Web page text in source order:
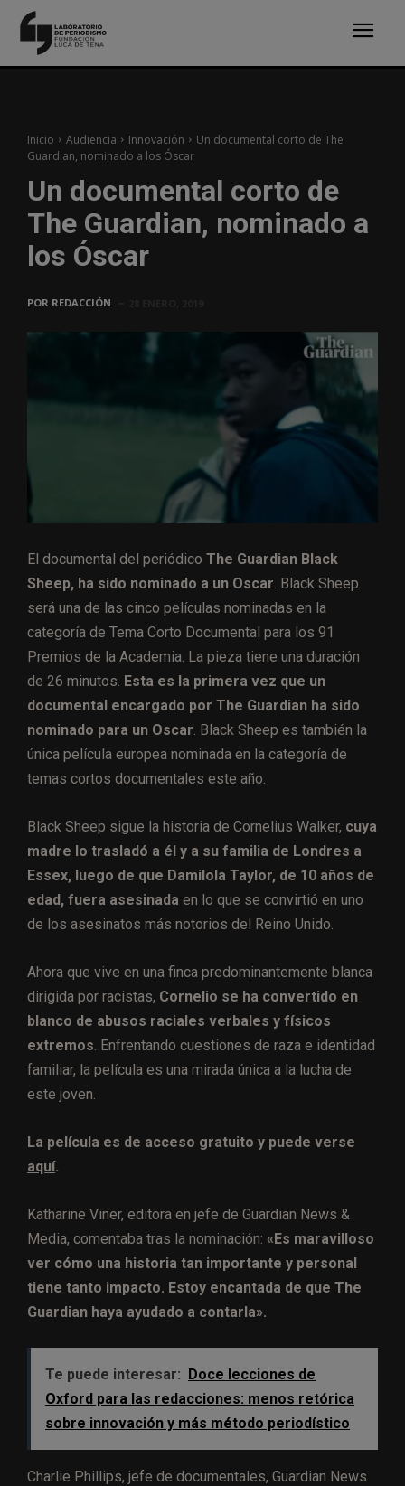
Inicio Audiencia Innovación
Un documental corto de The
Guardian, nominado a los Óscar
Un documental corto de
The Guardian, nominado a
los Óscar
POR REDACCIÓN
El documental del periódico The Guardian Black
Sheep, ha sido nominado a un Oscar . Black Sheep
será una de las cinco películas nominadas en la
categoría de Tema Corto Documental para los 91
Premios de la Academia. La pieza tiene una duración
de 26 minutos. Esta es la primera vez que un
documental encargado por The Guardian ha sido
nominado para un Oscar . Black Sheep es también la
única película europea nominada en la categoría de
temas cortos documentales este año.
Black Sheep sigue la historia de Cornelius Walker, cuya
madre lo trasladó a él y a su familia de Londres a
Essex, luego de que Damilola Taylor, de 10 años de
edad, fuera asesinada en lo que se convirtió en uno
de los asesinatos más notorios del Reino Unido.
Ahora que vive en una finca predominantemente blanca
dirigida por racistas, Cornelio se ha convertido en
blanco de abusos raciales verbales y físicos
extremos . Enfrentando cuestiones de raza e identidad
familiar, la película es una mirada única a la lucha de
este joven.
La película es de acceso gratuito y puede verse
aquí.
Katharine Viner, editora en jefe de Guardian News &
Media, comentaba tras la nominación: «Es maravilloso
ver cómo una historia tan importante y personal
tiene tanto impacto. Estoy encantada de que The
Guardian haya ayudado a contarla».
Te puede interesar: Doce lecciones de
Oxford para las redacciones: menos retórica
sobre innovación y más método periodístico
Charlie Phillips, jefe de documentales, Guardian News